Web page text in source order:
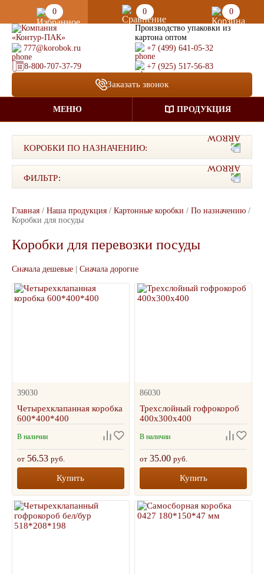
0 0
0
Производство упаковки из
картона оптом
777@korobok.ru
+7 (499) 641-05-32
8-800-707-37-79 +7 (925) 517-56-83
Заказать звонок
МЕНЮ ПРОДУКЦИЯ
КОРОБКИ ПО НАЗНАЧЕНИЮ:
ФИЛЬТР:
Главная / Наша продукция / Картонные коробки / По назначению /
Коробки для посуды
Коробки для перевозки посуды
Сначала дешевые Сначала дорогие
39030
Четырехклапанная коробка
600*400*400
В наличии
от 56.53 руб.
Купить
86030
Трехслойный гофрокороб
400х300х400
В наличии
от 35.00руб.
Купить